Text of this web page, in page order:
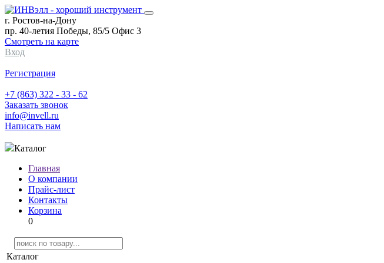
г. Ростов-на-Дону
пр. 40-летия Победы, 85/5 Офис 3
Смотреть на карте
Вход
Регистрация
+7 (863) 322 - 33 - 62
Заказать звонок
info@invell.ru
Написать нам
Каталог
Главная
О компании
Прайс-лист
Контакты
Корзина
0
Каталог